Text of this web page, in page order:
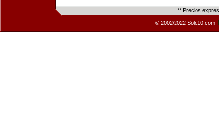
** Precios
© 2002/2022 Solo10.com